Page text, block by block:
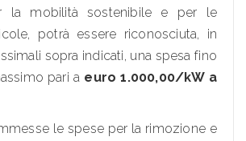
mobilità sostenibile e per le
potrà essere riconosciuta, in
sopra indicati, una spesa fino
pari a euro 1.000,00/kW a
le spese per la rimozione e